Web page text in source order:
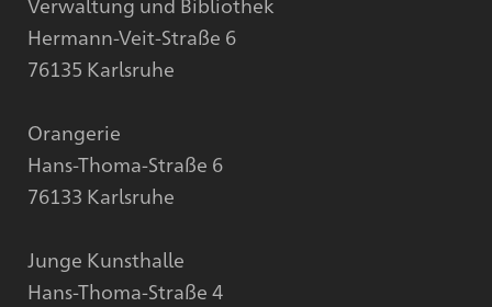
Hermann-Veit-Straße 6
76135 Karlsruhe
Orangerie
Hans-Thoma-Straße 6
76133 Karlsruhe
Junge Kunsthalle
Hans-Thoma-Straße 4